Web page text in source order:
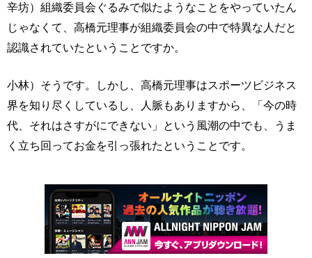
辛坊）組織委員会ぐるみで似たようなことをやっていたん
じゃなくて、高橋元理事が組織委員会の中で特異な人だと
認識されていたということですか。
小林）そうです。しかし、高橋元理事はスポーツビジネス
界を知り尽くしているし、人脈もありますから、「今の時
代、それはさすがにできない」という風潮の中でも、うま
く立ち回ってお金を引っ張れたということです。